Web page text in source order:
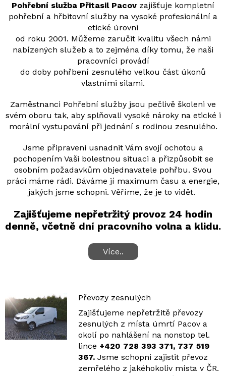
Pohřební služba Přitasil Pacov zajišťuje kompletní
pohřební a hřbitovní služby na vysoké profesionální a
etické úrovni
od roku 2001. Můžeme zaručit kvalitu všech námi
nabízených služeb a to zejména díky tomu, že naši
pracovníci provádí
do doby pohřbení zesnulého velkou část úkonů
vlastními silami.
Zaměstnanci Pohřební služby jsou pečlivě školeni ve
svém oboru tak, aby splňovali vysoké nároky na etické i
morální vystupování při jednání s rodinou zesnulého.
Jsme připraveni usnadnit Vám svojí ochotou a
pochopením Vaši bolestnou situaci a přizpůsobit se
osobním požadavkům objednavatele pohřbu. Svou
práci máme rádi. Dáváme jí maximum času a energie,
jakých jsme schopni. Věříme, že je to vidět.
Zajišťujeme nepřetržitý provoz 24 hodin
denně, včetně dní pracovního volna a klidu.
Více..
Převozy zesnulých
Zajišťujeme nepřetržitě převozy
zesnulých z místa úmrtí Pacov a
okolí po nahlášení na nonstop tel.
lince +420 728 393 371, 737 519
367​.Jsme schopni zajistit převoz
zemřelého z jakéhokoliv místa v ČR.